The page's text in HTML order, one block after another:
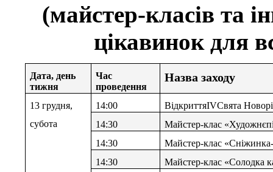
(майстер-класів та
цікавинок для
Дата, день
тижня
Час
проведення
Назва заходу
13 грудня,
субота
14:00 ВідкриттяIVСвята
14:30
Майстер-клас
14:30
Майстер-клас
14:30
Майстер-клас «Солодка